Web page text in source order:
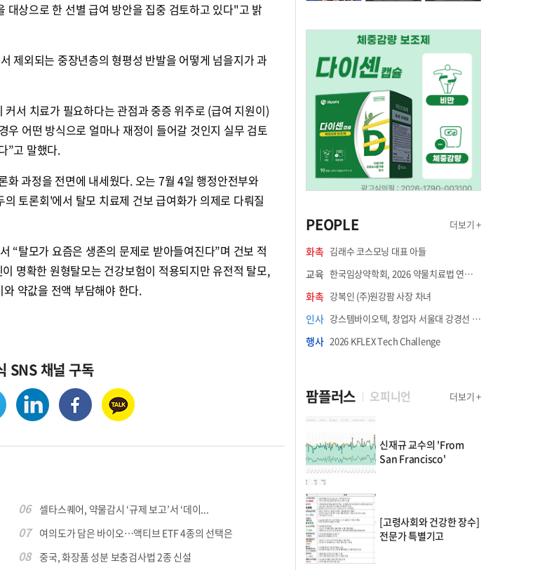
상으로 한 선별 급여 방안을 집중 검토하고 있다"고 밝
제외되는 중장년층의 형평성 반발을 어떻게 넘을지가 과
서 치료가 필요하다는 관점과 중증 위주로 (급여 지원이)
어떤 방식으로 얼마나 재정이 들어갈 것인지 실무 검토
”고 말했다.
과정을 전면에 내세웠다. 오는 7월 4일 행정안전부와
토론회'에서 탈모 치료제 건보 급여화가 의제로 다뤄질
“탈모가 요즘은 생존의 문제로 받아들여진다”며 건보 적
명확한 원형탈모는 건강보험이 적용되지만 유전적 탈모,
와 약값을 전액 부담해야 한다.
SNS 채널 구독
06 셀타스퀘어, 약물감시 ‘규제 보고’서 ‘데이...
07 여의도가 담은 바이오…액티브 ETF 4종의 선택은
08 중국, 화장품 성분 보충검사법 2종 신설
PEOPLE 더보기 +
화촉 김래수 코스모닝 대표 아들
교육 한국임상약학회, 2026 약물치료법 연수강좌 8월 21일 개최
화촉 강복인 (주)원강팜 사장 차녀
인사 강스템바이오텍, 창업자 서울대 강경선 교수 최고과학책임자 선임
행사 2026 KFLEX Tech Challenge
팜플러스 오피니언 더보기 +
신재규 교수의 'From
San Francisco'
[고령사회와 건강한 장수]
전문가 특별기고